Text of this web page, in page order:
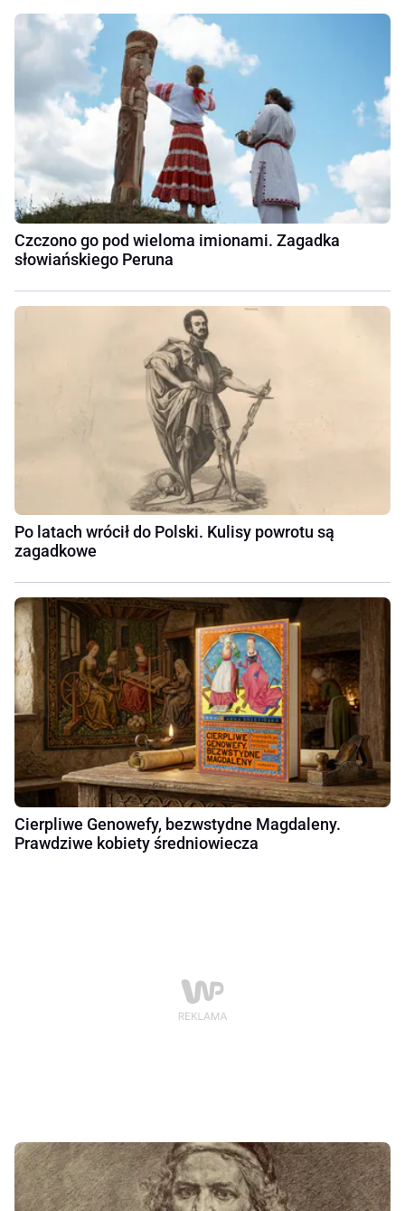
Czczono go pod wieloma imionami. Zagadka
słowiańskiego Peruna
Po latach wrócił do Polski. Kulisy powrotu są
zagadkowe
Cierpliwe Genowefy, bezwstydne Magdaleny.
Prawdziwe kobiety średniowiecza